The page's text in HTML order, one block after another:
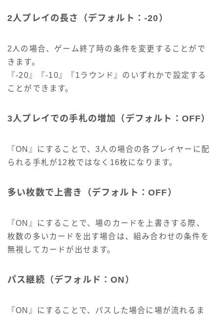
2人プレイの長さ（デフォルト：-20）
2人の場合、ゲーム終了時の条件を変更することがで
きます。
『-20』『-10』『1ラウンド』のいずれかで設定する
ことができます。
3人プレイでの手札の増加（デフォルト：OFF）
『ON』にすることで、3人の場合の各プレイヤーに配
られる手札が12枚ではなく16枚になります。
多い枚数で上書き（デフォルト：OFF）
『ON』にすることで、場のカードを上書きする際、
枚数の多いカードを出す場合は、組み合わせの条件を
無視してカードが出せます。
パス継続（デフォルド：ON）
『ON』にすることで、パスした場合に場が流れるま